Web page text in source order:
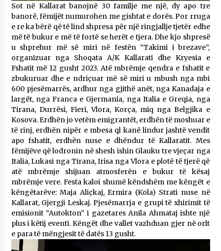
Sot në Kallarat banojnë 30 familje me një, dy apo tre
banorë, fëmijët numurohen me gishtat e dorës. Por rruga
e re ka bërë që të lind shpresa për një ringjallje tjetër edhe
më të bukur e më të fortë se herët e tjera. Dhe kjo shpresë
u shprehur më së miri në festën “Takimi i brezave”,
organizuar nga Shoqata A/K Kallarati dhe Kryesia e
Fshatit më 12 gusht 2023. Atë mbrëmje qendra e fshatit e
zbukuruar dhe e ndriçuar më së miri u mbush nga mbi
600 pjesëmarrës, ardhur nga gjithë anët, nga Kanadaja e
largët, nga Franca e Gjermania, nga Italia e Greqia, nga
Tirana, Durrësi, Fieri, Vlora, Korça, miq nga Belgjika e
Kosova. Erdhën jo vetëm emigrantët, erdhën të moshuar e
të rinj, erdhën nipër e mbesa ql kanë lindur jashtë vendit
apo fshatit, erdhën nuse e dhëndur të Kallaratit. Mes
fëmijëve që lodronin në shesh ishin Glauku tre vjeçar nga
Italia, Lukasi nga Tirana, Irisa nga Vlora e plotë të tjerë që
atë mbrëmje shijuan atmosferën e bukur të kësaj
mbrëmje vere. Festa kaloi shumë këndshëm me këngët e
këngëtarëve: Maja Aliçkaj, Ermira (Kola) Strati nuse në
Kallarat, Gjergji Leskaj. Pjesëmarrja e grupi të xhirimit të
emisionit “Autokton” i gazetares Anila Ahmataj ishte një
plus i këtij eventi. Këngët dhe vallet vazhduan gjer në orlt
e para të mëngjesit të datës 13 gusht.